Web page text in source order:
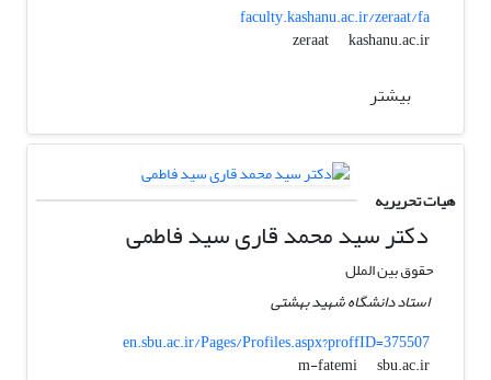
faculty.kashanu.ac.ir/zeraat/fa
zeraat
kashanu.ac.ir
بیشتر
هیات تحریریه
دکتر سید محمد قاری سید فاطمی
حقوق بین الملل
استاد دانشگاه شهید بهشتی
en.sbu.ac.ir/Pages/Profiles.aspx?proffID=375507
m-fatemi
sbu.ac.ir